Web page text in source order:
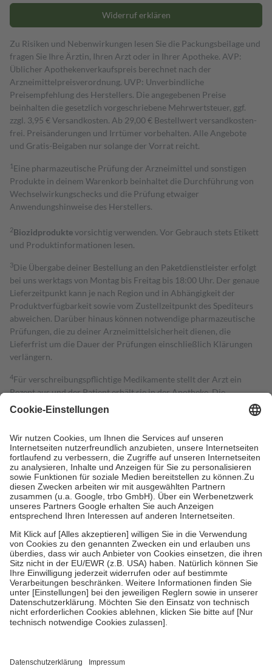
Widerruf erklären
Zu Risiken und Nebenwirkungen lesen Sie die Packungsbeilage und
fragen Sie Ihre Ärztin, Ihren Arzt oder in Ihrer Apotheke. AVP:
Üblicher Apothekenverkaufspreis berechnet nach der
Arzneimittelpreisverordnung. UVP: Unverbindliche
Preisempfehlung des Herstellers. Die angegebenen Preise
beinhalten die gesetzlich vorgeschriebene Mehrwertsteuer, ggf.
zzgl. 3,95 € Versandkosten. Ab 29,00 € Bestell­wert versand­kosten­
frei. Preisänderungen und Irrtümer vorbehalten. Alle Angebote
und Gratis-Beigaben nur solange der Vorrat reicht.
1 Eine pharmazeutische Prüfung der Arzneimittel und sonstigen
Produkte in deinem Warenkorb beinhaltet die Durchführung von
Wechselwirkungschecks und die Prüfung etwaiger
Anwendungshinweise des Herstellers.
2Biozidproduktevorsichtig verwenden. Vor Gebrauch stets Etikett
und Produktinformationen lesen.
3Die Übergabe deiner Bestellung an den Paketdienstleister erfolgt
bei uns werktags von Montag bis Freitag bis 18:00 Uhr. Der genaue
Lieferzeitpunkt kann je nach Region und in Abhängigkeit der
Produktverfügbarkeit sowie vom Zustellzeitpunkt des Spediteurs
abweichen. Darüber hinaus können notwendige pharmazeutische
Prüfungen, die zu deiner Arzneimittelsicherheit dienen, die
Lieferfrist um die Dauer der Prüfungen einschließlich Klärungen
verlängern.
4Für verschreibungspflichtige Medikamente stellt der Arzt ein
Rezept aus und der Patient erhält sie in der Apotheke. Die
gesetzliche Krankenversicherung übernimmt in der Regel die
Kosten dafür, der Versicherte trägt einen Teil davon als Zuzahlung
Grundsätzlich leisten Mitglieder Zuzahlungen in Höhe von zehn
Prozent des Abgabepreises,mindestens jedochfünf Euround
höchstens zehn Euro.Es sind jedoch nie mehr als die tatsächlichen
Kosten der Leistung zu entrichten.
Diese Regeln gelten grundsätzlich auch für Online-Apotheken.
Bei Heilmitteln und häuslicher Krankenpflege beträgt die
Zuzahlung zehn Prozent der Kosten sowie zehn Euro je
Verordnung.
Um das Engagement der Versicherten für ihre eigene Gesundheit zu
stärken und die besondere Stellung der Familie zu unterstützen,
fallenkeine Zuzahlungenan bei:
• Kindern und Jugendlichen bis zum vollendeten 18. Lebensjahr
mit Ausnahme der Fahrkosten
• Untersuchungen zur Vorsorge und Früherkennung, die von der
GKV getragen werden